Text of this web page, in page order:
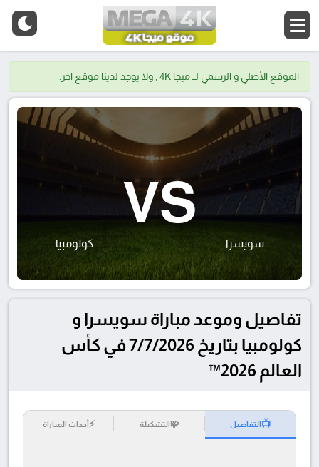
الموقع الأصلي و الرسمي لــ ميجا 4K , ولا يوجد لدينا موقع اخر.
سويسرا
VS
كولومبيا
تفاصيل وموعد مباراة سويسرا و
كولومبيا بتاريخ 7/7/2026 في كأس
العالم 2026™
📺التفاصيل 🧩التشكيلة ⚡أحداث المباراة